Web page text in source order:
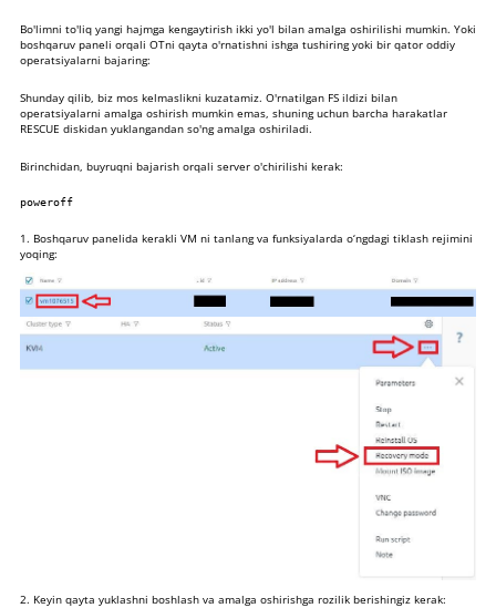
Bo'limni to'liq yangi hajmga kengaytirish ikki yo'l bilan amalga oshirilishi mumkin. Yoki
boshqaruv paneli orqali OTni qayta o'rnatishni ishga tushiring yoki bir qator oddiy
operatsiyalarni bajaring:
Shunday qilib, biz mos kelmaslikni kuzatamiz. O'rnatilgan FS ildizi bilan
operatsiyalarni amalga oshirish mumkin emas, shuning uchun barcha harakatlar
RESCUE diskidan yuklangandan so'ng amalga oshiriladi.
Birinchidan, buyruqni bajarish orqali server o'chirilishi kerak:
poweroff
1. Boshqaruv panelida kerakli VM ni tanlang va funksiyalarda o‘ngdagi tiklash rejimini
yoqing:
2. Keyin qayta yuklashni boshlash va amalga oshirishga rozilik berishingiz kerak: